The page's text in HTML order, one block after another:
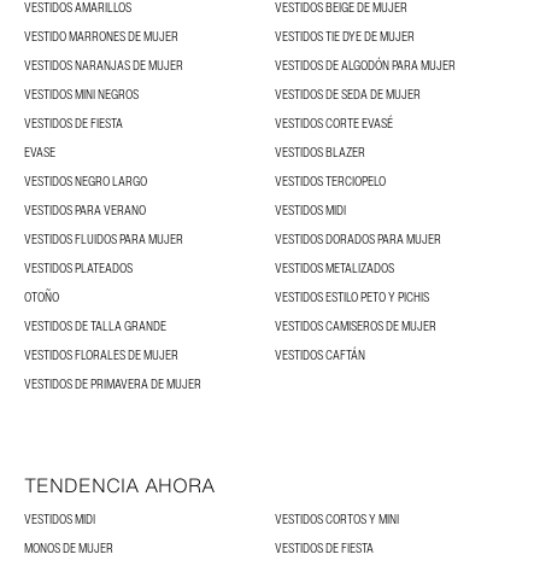
VESTIDOS AMARILLOS
VESTIDOS BEIGE DE MUJER
VESTIDO MARRONES DE MUJER
VESTIDOS TIE DYE DE MUJER
VESTIDOS NARANJAS DE MUJER
VESTIDOS DE ALGODÓN PARA MUJER
VESTIDOS MINI NEGROS
VESTIDOS DE SEDA DE MUJER
VESTIDOS DE FIESTA
VESTIDOS CORTE EVASÉ
EVASE
VESTIDOS BLAZER
VESTIDOS NEGRO LARGO
VESTIDOS TERCIOPELO
VESTIDOS PARA VERANO
VESTIDOS MIDI
VESTIDOS FLUIDOS PARA MUJER
VESTIDOS DORADOS PARA MUJER
VESTIDOS PLATEADOS
VESTIDOS METALIZADOS
OTOÑO
VESTIDOS ESTILO PETO Y PICHIS
VESTIDOS DE TALLA GRANDE
VESTIDOS CAMISEROS DE MUJER
VESTIDOS FLORALES DE MUJER
VESTIDOS CAFTÁN
VESTIDOS DE PRIMAVERA DE MUJER
TENDENCIA AHORA
VESTIDOS MIDI
VESTIDOS CORTOS Y MINI
MONOS DE MUJER
VESTIDOS DE FIESTA